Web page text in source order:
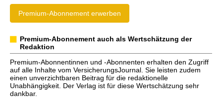
Premium-Abonnement erwerben
Premium-Abonnement auch als Wertschätzung der
Redaktion
Premium-Abonnentinnen und -Abonnenten erhalten den Zugriff
auf alle Inhalte vom VersicherungsJournal. Sie leisten zudem
einen unverzichtbaren Beitrag für die redaktionelle
Unabhängigkeit. Der Verlag ist für diese Wertschätzung sehr
dankbar.